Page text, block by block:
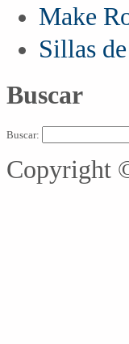
Make
Sillas
Buscar
Buscar:
Copyright